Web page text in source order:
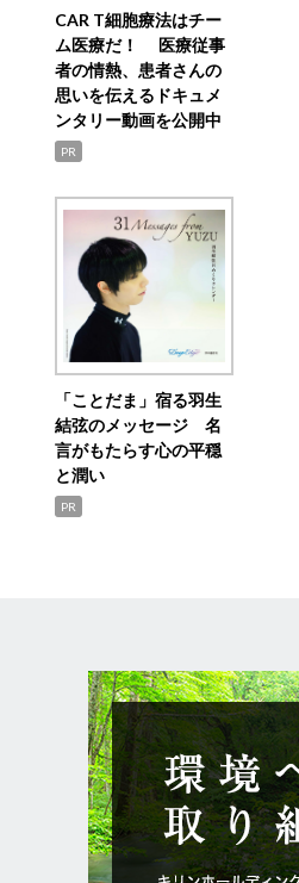
CAR T細胞療法はチー
ム医療だ！ 医療従事
者の情熱、患者さんの
思いを伝えるドキュメ
ンタリー動画を公開中
PR
「ことだま」宿る羽生
結弦のメッセージ 名
言がもたらす心の平穏
と潤い
PR